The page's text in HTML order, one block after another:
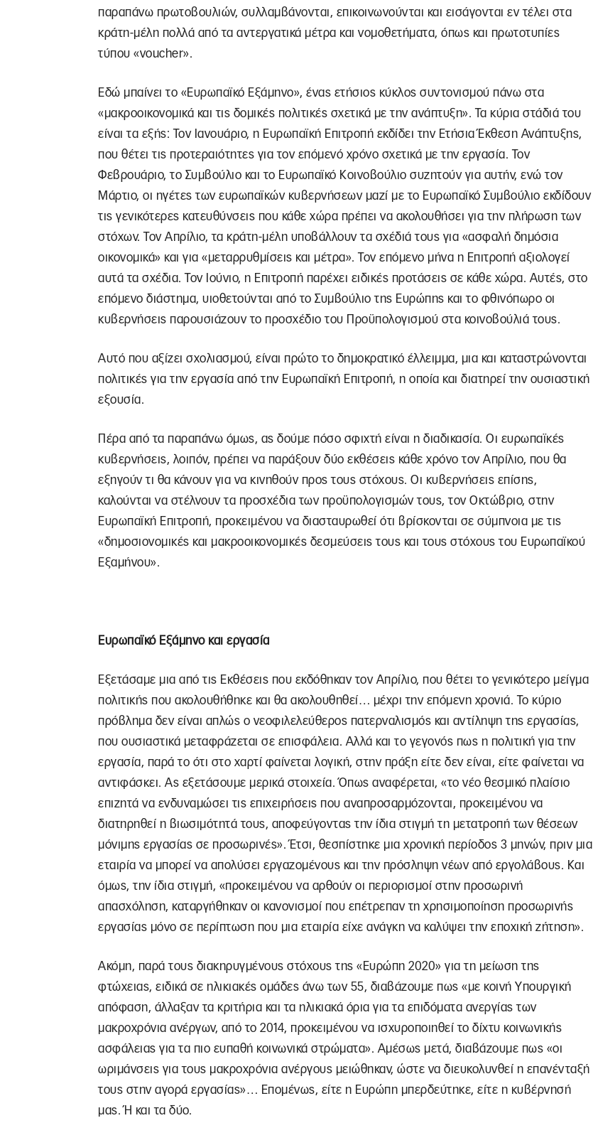
παραπάνω πρωτοβουλιών, συλλαμβάνονται, επικοινωνούνται και εισάγονται εν τέλει στα
κράτη-μέλη πολλά από τα αντεργατικά μέτρα και νομοθετήματα, όπως και πρωτοτυπίες
τύπου «voucher».
Εδώ μπαίνει το «Ευρωπαϊκό Εξάμηνο», ένας ετήσιος κύκλος συντονισμού πάνω στα
«μακροοικονομικά και τις δομικές πολιτικές σχετικά με την ανάπτυξη». Τα κύρια στάδιά του
είναι τα εξής: Τον Ιανουάριο, η Ευρωπαϊκή Επιτροπή εκδίδει την Ετήσια Έκθεση Ανάπτυξης,
που θέτει τις προτεραιότητες για τον επόμενό χρόνο σχετικά με την εργασία. Τον
Φεβρουάριο, το Συμβούλιο και το Ευρωπαϊκό Κοινοβούλιο συζητούν για αυτήν, ενώ τον
Μάρτιο, οι ηγέτες των ευρωπαϊκών κυβερνήσεων μαζί με το Ευρωπαϊκό Συμβούλιο εκδίδουν
τις γενικότερες κατευθύνσεις που κάθε χώρα πρέπει να ακολουθήσει για την πλήρωση των
στόχων. Τον Απρίλιο, τα κράτη-μέλη υποβάλλουν τα σχέδιά τους για «ασφαλή δημόσια
οικονομικά» και για «μεταρρυθμίσεις και μέτρα». Τον επόμενο μήνα η Επιτροπή αξιολογεί
αυτά τα σχέδια. Τον Ιούνιο, η Επιτροπή παρέχει ειδικές προτάσεις σε κάθε χώρα. Αυτές, στο
επόμενο διάστημα, υιοθετούνται από το Συμβούλιο της Ευρώπης και το φθινόπωρο οι
κυβερνήσεις παρουσιάζουν το προσχέδιο του Προϋπολογισμού στα κοινοβούλιά τους.
Αυτό που αξίζει σχολιασμού, είναι πρώτο το δημοκρατικό έλλειμμα, μια και καταστρώνονται
πολιτικές για την εργασία από την Ευρωπαϊκή Επιτροπή, η οποία και διατηρεί την ουσιαστική
εξουσία.
Πέρα από τα παραπάνω όμως, ας δούμε πόσο σφιχτή είναι η διαδικασία. Οι ευρωπαϊκές
κυβερνήσεις, λοιπόν, πρέπει να παράξουν δύο εκθέσεις κάθε χρόνο τον Απρίλιο, που θα
εξηγούν τι θα κάνουν για να κινηθούν προς τους στόχους. Οι κυβερνήσεις επίσης,
καλούνται να στέλνουν τα προσχέδια των προϋπολογισμών τους, τον Οκτώβριο, στην
Ευρωπαϊκή Επιτροπή, προκειμένου να διασταυρωθεί ότι βρίσκονται σε σύμπνοια με τις
«δημοσιονομικές και μακροοικονομικές δεσμεύσεις τους και τους στόχους του Ευρωπαϊκού
Εξαμήνου».
Ευρωπαϊκό Εξάμηνο και εργασία
Εξετάσαμε μια από τις Εκθέσεις που εκδόθηκαν τον Απρίλιο, που θέτει το γενικότερο μείγμα
πολιτικής που ακολουθήθηκε και θα ακολουθηθεί… μέχρι την επόμενη χρονιά. Το κύριο
πρόβλημα δεν είναι απλώς ο νεοφιλελεύθερος πατερναλισμός και αντίληψη της εργασίας,
που ουσιαστικά μεταφράζεται σε επισφάλεια. Αλλά και το γεγονός πως η πολιτική για την
εργασία, παρά το ότι στο χαρτί φαίνεται λογική, στην πράξη είτε δεν είναι, είτε φαίνεται να
αντιφάσκει. Ας εξετάσουμε μερικά στοιχεία. Όπως αναφέρεται, «το νέο θεσμικό πλαίσιο
επιζητά να ενδυναμώσει τις επιχειρήσεις που αναπροσαρμόζονται, προκειμένου να
διατηρηθεί η βιωσιμότητά τους, αποφεύγοντας την ίδια στιγμή τη μετατροπή των θέσεων
μόνιμης εργασίας σε προσωρινές». Έτσι, θεσπίστηκε μια χρονική περίοδος 3 μηνών, πριν μια
εταιρία να μπορεί να απολύσει εργαζομένους και την πρόσληψη νέων από εργολάβους. Και
όμως, την ίδια στιγμή, «προκειμένου να αρθούν οι περιορισμοί στην προσωρινή
απασχόληση, καταργήθηκαν οι κανονισμοί που επέτρεπαν τη χρησιμοποίηση προσωρινής
εργασίας μόνο σε περίπτωση που μια εταιρία είχε ανάγκη να καλύψει την εποχική ζήτηση».
Ακόμη, παρά τους διακηρυγμένους στόχους της «Ευρώπη 2020» για τη μείωση της
φτώχειας, ειδικά σε ηλικιακές ομάδες άνω των 55, διαβάζουμε πως «με κοινή Υπουργική
απόφαση, άλλαξαν τα κριτήρια και τα ηλικιακά όρια για τα επιδόματα ανεργίας των
μακροχρόνια ανέργων, από το 2014, προκειμένου να ισχυροποιηθεί το δίχτυ κοινωνικής
ασφάλειας για τα πιο ευπαθή κοινωνικά στρώματα». Αμέσως μετά, διαβάζουμε πως «οι
ωριμάνσεις για τους μακροχρόνια ανέργους μειώθηκαν, ώστε να διευκολυνθεί η επανένταξή
τους στην αγορά εργασίας»… Επομένως, είτε η Ευρώπη μπερδεύτηκε, είτε η κυβέρνησή
μας. Ή και τα δύο.